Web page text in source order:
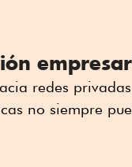
redes
no siempre